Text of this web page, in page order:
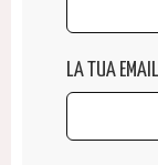
LA TUA EMAIL